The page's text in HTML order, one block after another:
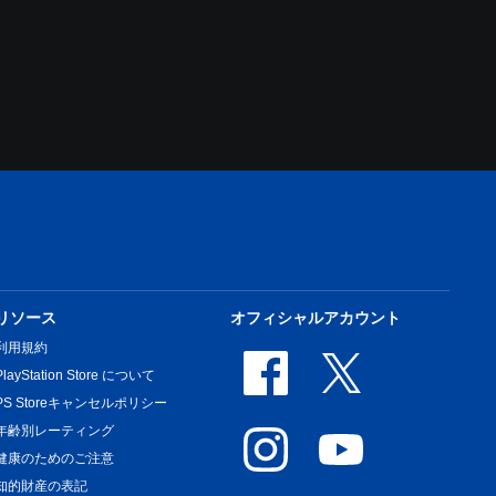
ソース
用規約
Store について
Storeキャンセルポリシー
齢別レーティング
康のためのご注意
的財産の表記
オフィシャルアカウント